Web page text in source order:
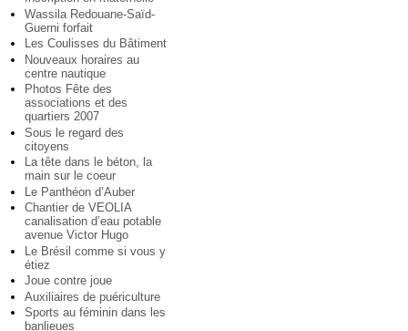
Wassila Redouane-Saïd-
Guerni forfait
Les Coulisses du Bâtiment
Nouveaux horaires au
centre nautique
Photos Fête des
associations et des
quartiers 2007
Sous le regard des
citoyens
La tête dans le béton, la
main sur le coeur
Le Panthéon d’Auber
Chantier de VEOLIA
canalisation d’eau potable
avenue Victor Hugo
Le Brésil comme si vous y
étiez
Joue contre joue
Auxiliaires de puériculture
Sports au féminin dans les
banlieues